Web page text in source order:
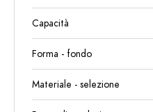
Capacità
Forma - fondo
Materiale - selezione